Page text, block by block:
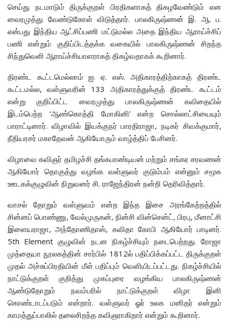
செய்து நடமாடும் திருக்குறள் பிரதிகளாகத் திகழவேண்டும் என
வைரமுத்து வேண்டுகோள் விடுத்தார். பாலகிருஷ்ணன் இ. ஆ. ப.
என்பது இந்திய ஆட்சிப்பணி மட்டுமல்ல அதை இந்திய ஆராய்ச்சிப்
பணி என்றும் குறிப்பிடத்தக்க வகையில் பாலகிருஷ்ணன் சிறந்த
சிந்துவெளி ஆராய்ச்சியாளராகத் திகழ்வதாகக் கூறினார்.
திரண்ட கூட்டமெல்லாம் ஐ. ஏ. எஸ். அதிகாரத்திற்காகத் திரண்ட
கூட்டமல்ல, வள்ளுவரின் 133 அதிகாரத்துக்குத் திரண்ட கூட்டம்
என்று குறிப்பிட்ட வைரமுத்து பாலகிருஷ்ணன் கவிதையில்
இடம்பெற்ற ‘ஆண்கொத்தி மோகினி’ என்ற சொல்லாட்சியையும்
பாராட்டினார். விழாவில் இயக்குநர் பாரதிராஜா, நடிகர் சிவக்குமார்,
நீதியரசர் மகாதேவன் ஆகியோரும் வாழ்த்திப் பேசினர்.
விழாவை கவிஞர் தமிழச்சி தங்கபாண்டியன் மற்றும் சங்கர சரவணன்
ஆகியோர் தொகுத்து வழங்க வள்ளுவர் குடும்பம் என்னும் சமூக
ஊடகக்குழுவின் நிறுவனர் சி. ராஜேந்திரன் நன்றி தெரிவித்தார்.
வாசல் தோறும் வள்ளுவம் என்ற இந்த இசை அரங்கேற்றத்தில்
சின்னப் பொண்ணு, வேல்முருகன், நின்சி வின்சென்ட், பிரபு, மீனாட்சி
இளையராஜா, அந்தோணிதாஸ், கவிதா கோபி ஆகியோர் பாடினர்.
5th Element குழுவின் நடன நிகழ்ச்சியும் நடைபெற்றது. ரோஜா
முத்தையா நூலகத்தின் சார்பில் 1812ல் பதிப்பிக்கப்பட்ட திருக்குறள்
முதல் அச்சுப்பிரதியின் மீள் பதிப்பும் வெளியிடப்பட்டது. நிகழ்ச்சியில்
நாட்டுக்குறள் குறித்து முகப்புரை வழங்கிய பாலகிருஷ்ணன்
ஆண்டுதோறும் நவம்பரில் நாட்டுக்குறள் விழா இனி
கொண்டாடப்படும் என்றார். வள்ளுவர் ஓர் உலக மனிதர் என்றும்
காமத்துப்பாலில் தலைசிறந்த கவிஞராகிறார் என்றும் கூறினார்.